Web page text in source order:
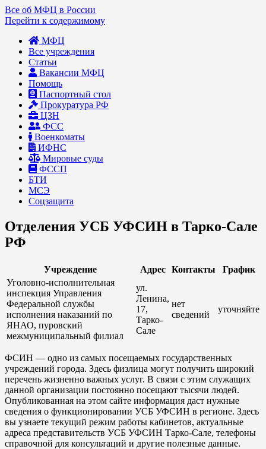
Все об МФЦ в России
Перейти к содержимому
МФЦ
Все учреждения
Статьи
Вакансии МФЦ
Помощь
Паспортный стол
Прокуратура РФ
ЦЗН
ФСС
Военкоматы
ИФНС
Мировые суды
ФССП
БТИ
МСЭ
Соцзащита
Отделения УСБ УФСИН в Тарко-Сале
РФ
Учреждение Адрес Контакты
График
Уголовно-исполнительная
инспекция Управления
Федеральной службы
исполнения наказаний по
ЯНАО, пуровский
межмуниципальный филиал
ул.
Ленина,
17,
Тарко-
Сале
нет
сведений
уточняйте
ФСИН — одно из самых посещаемых государственных
учреждений города. Здесь физлица могут получить широкий
перечень жизненно важных услуг. В связи с этим служащих
данной организации постоянно посещают тысячи людей.
Опубликованная на этом сайте информация даст нужные
сведения о функционировании УСБ УФСИН в регионе. Здесь
вы узнаете текущий режим работы кабинетов, актуальные
адреса представительств УСБ УФСИН Тарко-Сале, телефоны
справочной для консультаций и другие полезные данные.